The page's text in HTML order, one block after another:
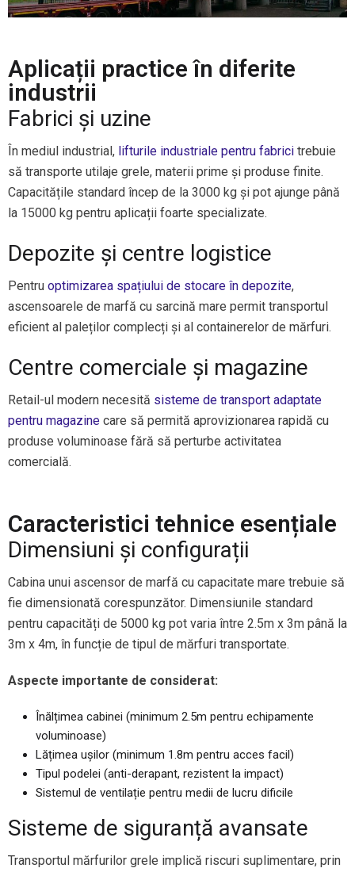
Aplicații practice în diferite
industrii
Fabrici și uzine
În mediul industrial, lifturile industriale pentru fabrici trebuie
să transporte utilaje grele, materii prime și produse finite.
Capacitățile standard încep de la 3000 kg și pot ajunge până
la 15000 kg pentru aplicații foarte specializate.
Depozite și centre logistice
Pentru optimizarea spațiului de stocare în depozite,
ascensoarele de marfă cu sarcină mare permit transportul
eficient al paleților complecți și al containerelor de mărfuri.
Centre comerciale și magazine
Retail-ul modern necesită sisteme de transport adaptate
pentru magazine care să permită aprovizionarea rapidă cu
produse voluminoase fără să perturbe activitatea
comercială.
Caracteristici tehnice esențiale
Dimensiuni și configurații
Cabina unui ascensor de marfă cu capacitate mare trebuie să
fie dimensionată corespunzător. Dimensiunile standard
pentru capacități de 5000 kg pot varia între 2.5m x 3m până la
3m x 4m, în funcție de tipul de mărfuri transportate.
Aspecte importante de considerat:
Înălțimea cabinei (minimum 2.5m pentru echipamente
voluminoase)
Lățimea ușilor (minimum 1.8m pentru acces facil)
Tipul podelei (anti-derapant, rezistent la impact)
Sistemul de ventilație pentru medii de lucru dificile
Sisteme de siguranță avansate
Transportul mărfurilor grele implică riscuri suplimentare, prin